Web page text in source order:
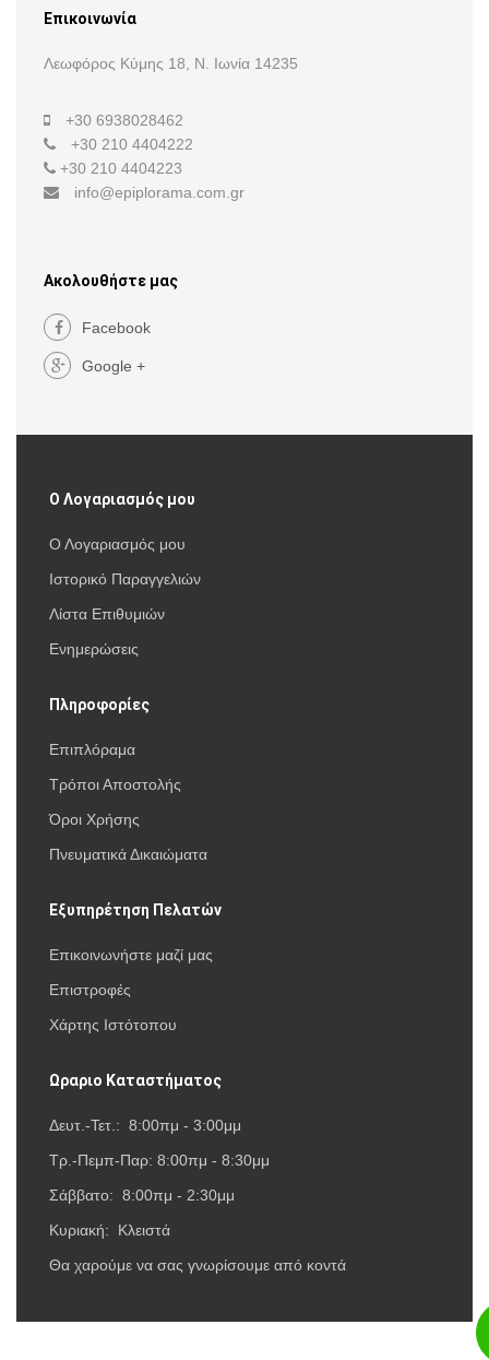
Επικοινωνία
Λεωφόρος Κύμης 18, Ν. Ιωνία 14235
+30 6938028462
+30 210 4404222
+30 210 4404223
info@epiplorama.com.gr
Ακολουθήστε μας
Facebook
Google +
Ο Λογαριασμός μου
Ο Λογαριασμός μου
Ιστορικό Παραγγελιών
Λίστα Επιθυμιών
Ενημερώσεις
Πληροφορίες
Επιπλόραμα
Τρόποι Αποστολής
Όροι Χρήσης
Πνευματικά Δικαιώματα
Εξυπηρέτηση Πελατών
Επικοινωνήστε μαζί μας
Επιστροφές
Χάρτης Ιστότοπου
Ωραριο Καταστήματος
Δευτ.-Τετ.: 8:00πμ - 3:00μμ
Τρ.-Πεμπ-Παρ: 8:00πμ - 8:30μμ
Σάββατο: 8:00πμ - 2:30μμ
Κυριακή: Κλειστά
Θα χαρούμε να σας γνωρίσουμε από κοντά